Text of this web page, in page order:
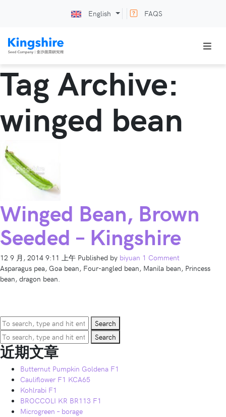
English FAQS
Tag Archive:
winged bean
Winged Bean, Brown
Seeded – Kingshire
12 9 月, 2014 9:11 上午 Published by biyuan 1 Comment
Asparagus pea, Goa bean, Four-angled bean, Manila bean, Princess
bean, dragon bean.
Search
Search
近期文章
Butternut Pumpkin Goldena F1
Cauliflower F1 KCA65
Kohlrabi F1
BROCCOLI KR BR113 F1
Microgreen – borage